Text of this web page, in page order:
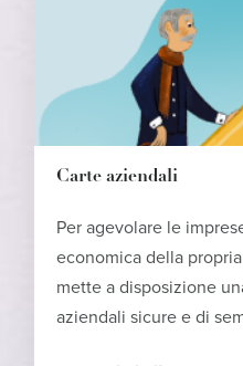
Carte aziendali
Per agevolare le
economica della
mette a disposizione
aziendali sicure e di